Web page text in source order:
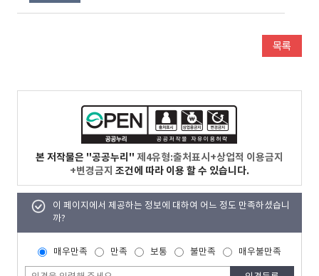
본 저작물은 "공공누리" 제4유형:출처표시+상업적 이용금지
+변경금지 조건에 따라 이용 할 수 있습니다.
이 페이지에서 제공하는 정보에 대하여 어느 정도 만족하셨습니
까?
매우만족 만족 보통 불만족 매우불만족